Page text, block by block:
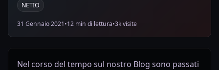
NETIO
31 Gennaio 2021•12 min di lettura•3k visite
Nel corso del tempo sul nostro Blog sono passati